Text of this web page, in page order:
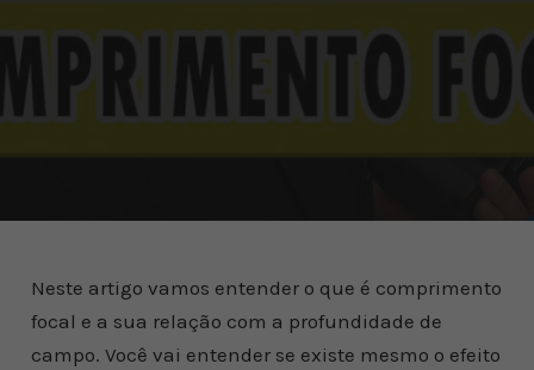
Neste artigo vamos entender o que é comprimento
focal e a sua relação com a profundidade de
campo. Você vai entender se existe mesmo o efeito